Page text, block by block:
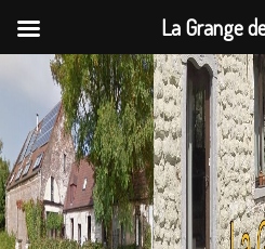
La Grange
La Grange